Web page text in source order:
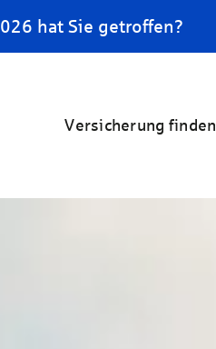
hat Sie getroffen?
Versicherung finden